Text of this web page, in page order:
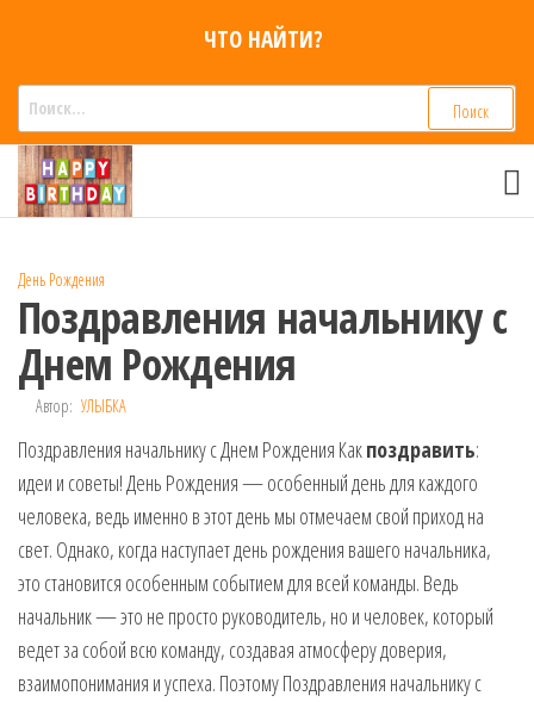
содержимому
ЧТО НАЙТИ?
поздравления
Голосовые смс
мобильный
для мужчин,
женщин,
друзей.
Поздравления
в Смс на
телефон,
музыкальные.
Только для
готовые
голосовые
СМС,
День Рождения
Поздравления начальнику с
Днем Рождения
Автор: УЛЫБКА
Поздравления начальнику с Днем Рождения Какпоздравить:
идеи и советы! День Рождения — особенный день для каждого
человека, ведь именно в этот день мы отмечаем свой приход на
свет. Однако, когда наступает день рождения вашего начальника,
это становится особенным событием для всей команды. Ведь
начальник — это не просто руководитель, но и человек, который
ведет за собой всю команду, создавая атмосферу доверия,
взаимопонимания и успеха. Поэтому Поздравления начальнику с